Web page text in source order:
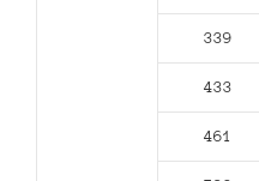
339
433
461